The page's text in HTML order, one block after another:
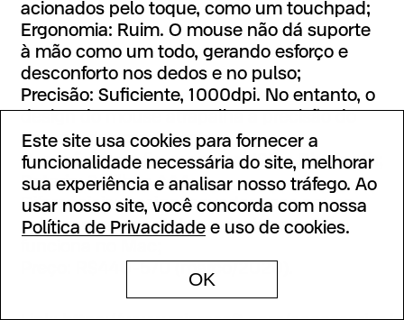
acionados pelo toque, como um touchpad;
Ergonomia: Ruim. O mouse não dá suporte
à mão como um todo, gerando esforço e
desconforto nos dedos e no pulso;
Precisão: Suficiente, 1000dpi. No entanto, o
toque e dos movimentos;
Conexão: Sem fio, receptor USB e Bluetooth;
Bateria: 2 pilhas AAA;
Diferenciais: Design inovador, mas pouco
prático para arquitetos e designers. Não
Este site usa cookies para fornecer a
funcionalidade necessária do site, melhorar
sua experiência e analisar nosso tráfego. Ao
usar nosso site, você concorda com nossa
Política de Privacidade e uso de cookies.
OK